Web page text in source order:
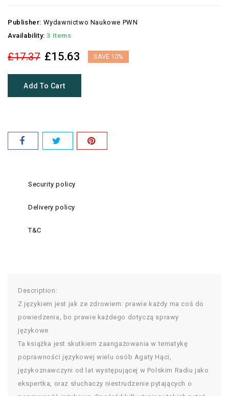
Publisher: Wydawnictwo Naukowe PWN
Availability: 3 Items
£17.37 £15.63 SAVE 10%
Add To Cart
Security policy
Delivery policy
T&C
Description:
Z językiem jest jak ze zdrowiem: prawie każdy ma coś do
powiedzenia, bo prawie każdego dotyczą sprawy
językowe
Ta książka jest skutkiem zaangażowania w tematykę
poprawności językowej wielu osób Agaty Hąci,
językoznawczyni od lat występującej w Polskim Radiu jako
ekspertka, oraz słuchaczy niestrudzenie pytających o